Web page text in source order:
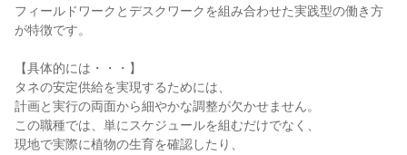
フィールドワークとデスクワークを組み合わせた実践型の働き方
が特徴です。
【具体的には・・・】
タネの安定供給を実現するためには、
計画と実行の両面から細やかな調整が欠かせません。
この職種では、単にスケジュールを組むだけでなく、
現地で実際に植物の生育を確認したり、